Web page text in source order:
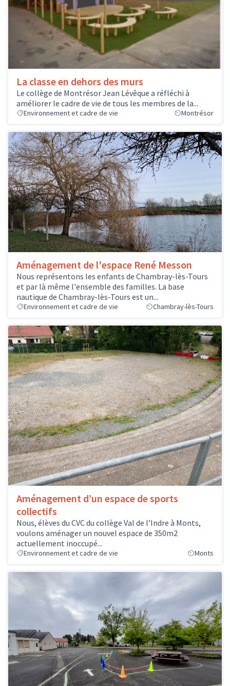
La classe en dehors des murs
Le collège de Montrésor Jean Lévêque a réfléchi à
améliorer le cadre de vie de tous les membres de la...
Environnement et cadre de vie Montrésor
Aménagement de l'espace René Messon
Nous représentons les enfants de Chambray-lès-Tours
et par là même l'ensemble des familles. La base
nautique de Chambray-lès-Tours est un...
Environnement et cadre de vie Chambray-lès-Tours
Aménagement d’un espace de sports
collectifs
Nous, élèves du CVC du collège Val de l’Indre à Monts,
voulons aménager un nouvel espace de 350m2
actuellement inoccupé...
Environnement et cadre de vie Monts